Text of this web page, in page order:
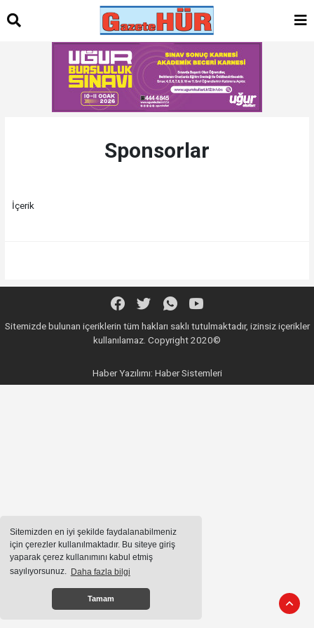
Sitemizden en iyi şekilde faydalanabilmeniz
için çerezler kullanılmaktadır. Bu siteye giriş
yaparak çerez kullanımını kabul etmiş
sayılıyorsunuz. Daha fazla bilgi
Tamam
Sponsorlar
İçerik
Sitemizde bulunan içeriklerin tüm hakları saklı tutulmaktadır, izinsiz içerikler
kullanılamaz. Copyright 2020©
Haber Yazılımı: Haber Sistemleri